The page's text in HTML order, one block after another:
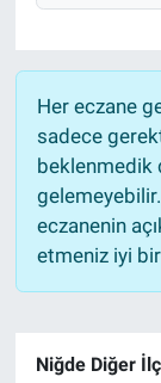
Her eczane
sadece
beklenmedik
eczanenin
etmeniz iyi
Niğde Diğer